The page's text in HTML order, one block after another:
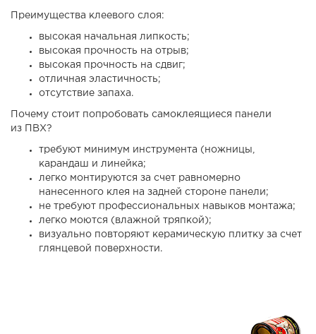
Преимущества клеевого слоя:
высокая начальная липкость;
высокая прочность на отрыв;
высокая прочность на сдвиг;
отличная эластичность;
отсутствие запаха.
Почему стоит попробовать самоклеящиеся панели
из ПВХ?
требуют минимум инструмента (ножницы,
карандаш и линейка;
легко монтируются за счет равномерно
нанесенного клея на задней стороне панели;
не требуют профессиональных навыков монтажа;
легко моются (влажной тряпкой);
визуально повторяют керамическую плитку за счет
глянцевой поверхности.